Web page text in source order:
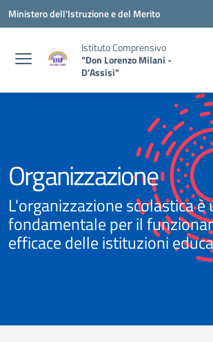
Vai ai contenuti
Vai al menu di navigazione
Vai al footer
Ministero dell'Istruzione e del Merito
Istituto Comprensivo
"Don Lorenzo Milani -
D’Assisi"
Organizzazione
L'organizzazione scolastica
fondamentale per il
efficace delle istituzioni